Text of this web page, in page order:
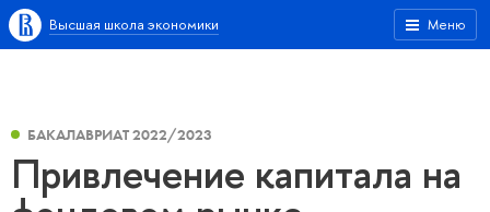
Меню
Высшая школа экономики
БАКАЛАВРИАТ 2022/2023
Привлечение капитала на